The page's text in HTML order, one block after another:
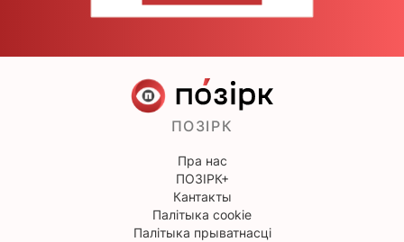
ПОЗІРК
Пра нас
ПОЗІРК+
Кантакты
Палітыка cookie
Палітыка прыватнасці